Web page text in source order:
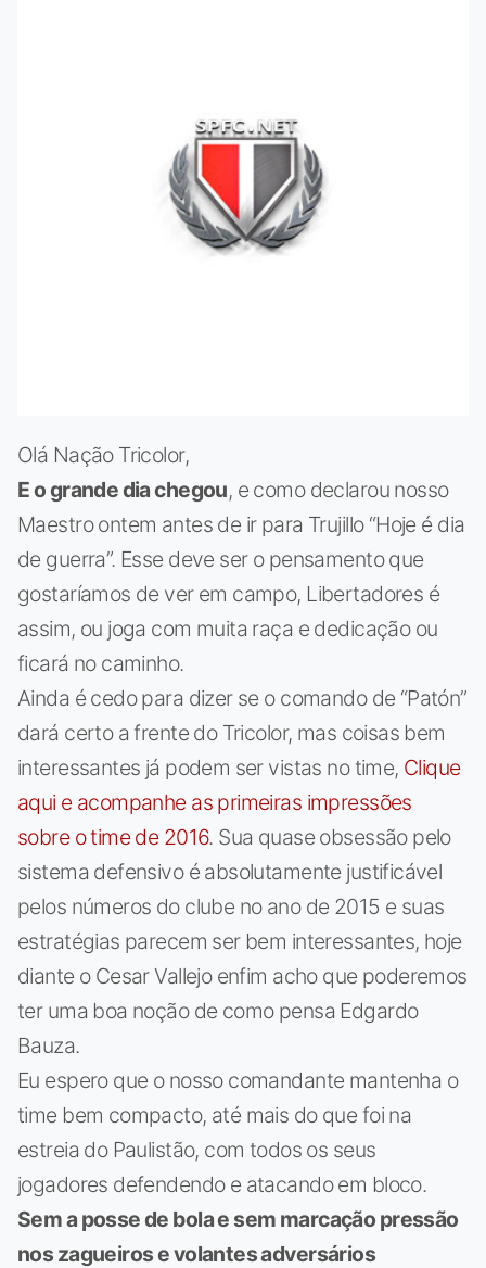
Olá Nação Tricolor,
E o grande dia chegou, e como declarou nosso
Maestro ontem antes de ir para Trujillo “Hoje é dia
de guerra”. Esse deve ser o pensamento que
gostaríamos de ver em campo, Libertadores é
assim, ou joga com muita raça e dedicação ou
ficará no caminho.
Ainda é cedo para dizer se o comando de “Patón”
dará certo a frente do Tricolor, mas coisas bem
interessantes já podem ser vistas no time, Clique
aqui e acompanhe as primeiras impressões
sobre o time de 2016. Sua quase obsessão pelo
sistema defensivo é absolutamente justificável
pelos números do clube no ano de 2015 e suas
estratégias parecem ser bem interessantes, hoje
diante o Cesar Vallejo enfim acho que poderemos
ter uma boa noção de como pensa Edgardo
Bauza.
Eu espero que o nosso comandante mantenha o
time bem compacto, até mais do que foi na
estreia do Paulistão, com todos os seus
jogadores defendendo e atacando em bloco.
Sem a posse de bola e sem marcação pressão
nos zagueiros e volantes adversários